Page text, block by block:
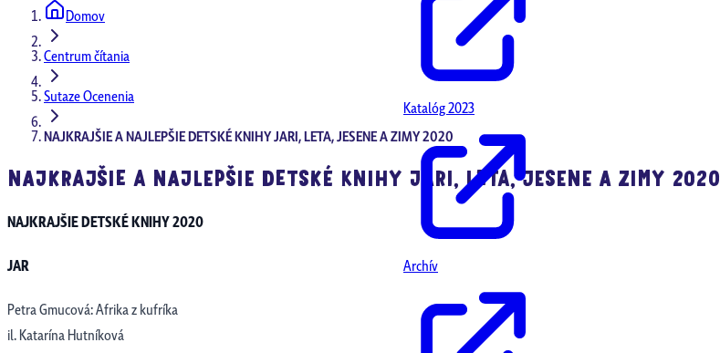
Katalóg 2023
Archív
Domov
Centrum čítania
Sutaze Ocenenia
NAJKRAJŠIE A NAJLEPŠIE DETSKÉ KNIHY JARI, LETA, JESENE A ZIMY 2020
NAJKRAJŠIE A NAJLEPŠIE DETSKÉ KNIHY JARI, LETA, JESENE A ZIMY 2020
NAJKRAJŠIE DETSKÉ KNIHY 2020
JAR
Petra Gmucová: Afrika z kufríka
il. Katarína Hutníková